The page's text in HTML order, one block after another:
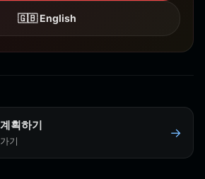
🇬🇧 English
획하기
기
→